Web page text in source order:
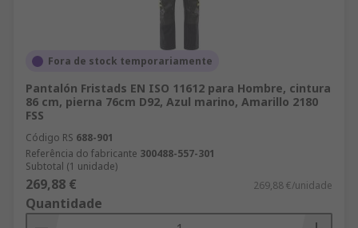
Fora de stock temporariamente
Pantalón Fristads EN ISO 11612 para Hombre, cintura
86 cm, pierna 76cm D92, Azul marino, Amarillo 2180
FSS
Código RS 688-901
Referência do fabricante 300488-557-301
Subtotal (1 unidade)
269,88 € 269,88 €/unidade
Quantidade